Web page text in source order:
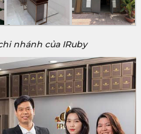
nhánh của IRuby